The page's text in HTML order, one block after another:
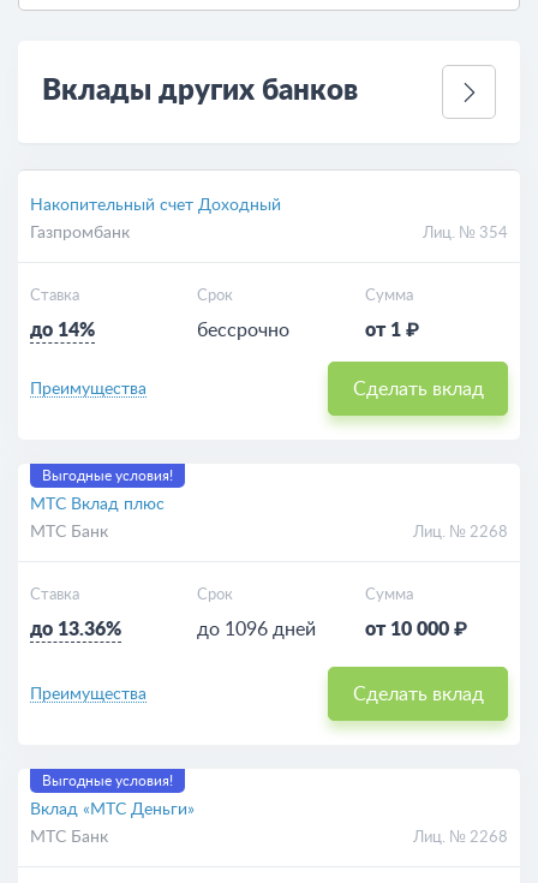
Вклады других банков
Накопительный счет Доходный
Газпромбанк
Лиц. № 354
Ставка
до 14%
Срок
бессрочно
Сумма
от 1 ₽
Преимущества Сделать вклад
Выгодные условия!
МТС Вклад плюс
МТС Банк
Лиц. № 2268
Ставка
до 13.36%
Срок
до 1096 дней
Сумма
от 10 000 ₽
Преимущества Сделать вклад
Выгодные условия!
Вклад «МТС Деньги»
МТС Банк
Лиц. № 2268